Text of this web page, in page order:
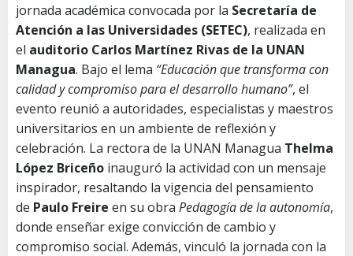
jornada académica convocada por la Secretaría de
Atención a las Universidades (SETEC), realizada en
el auditorio Carlos Martínez Rivas de la UNAN
Managua. Bajo el lema “Educación que transforma con
calidad y compromiso para el desarrollo humano”, el
evento reunió a autoridades, especialistas y maestros
universitarios en un ambiente de reflexión y
celebración. La rectora de la UNAN Managua Thelma
López Briceño inauguró la actividad con un mensaje
inspirador, resaltando la vigencia del pensamiento
de Paulo Freire en su obra Pedagogía de la autonomía,
donde enseñar exige convicción de cambio y
compromiso social. Además, vinculó la jornada con la